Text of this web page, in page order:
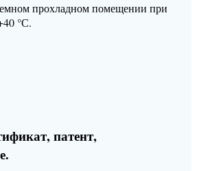
прохладном помещении при
°С.
патент,